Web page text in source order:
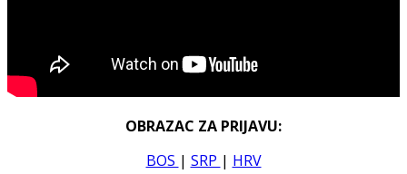
OBRAZAC ZA PRIJAVU:
BOS | SRP | HRV